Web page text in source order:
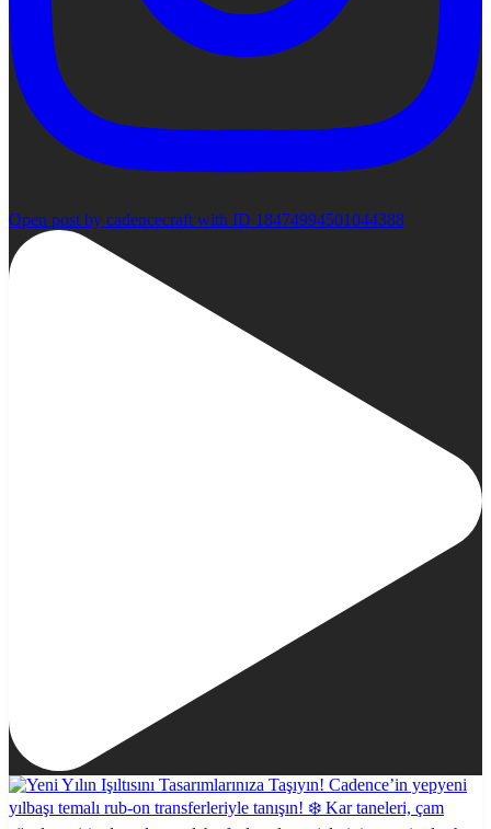
Open post by cadencecraft with ID 18474994501044388